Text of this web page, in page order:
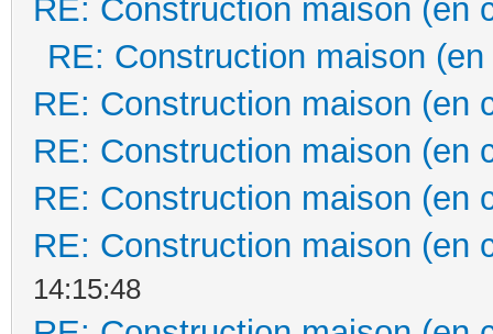
RE: Construction maison (en
RE: Construction maison
RE: Construction maison (en
RE: Construction maison (en
RE: Construction maison (en
RE: Construction maison (en
14:15:48